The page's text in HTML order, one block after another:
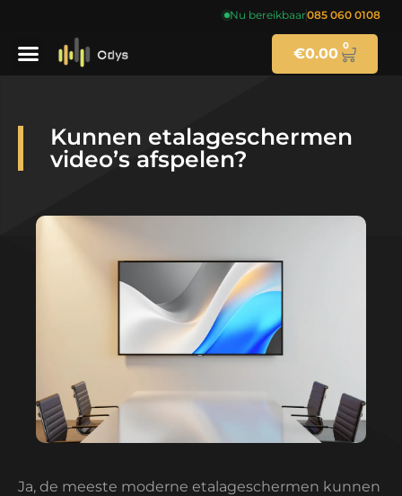
Nu bereikbaar085 060 0108
€0.00 0
Kunnen etalageschermen
video’s afspelen?
Ja, de meeste moderne etalageschermen kunnen